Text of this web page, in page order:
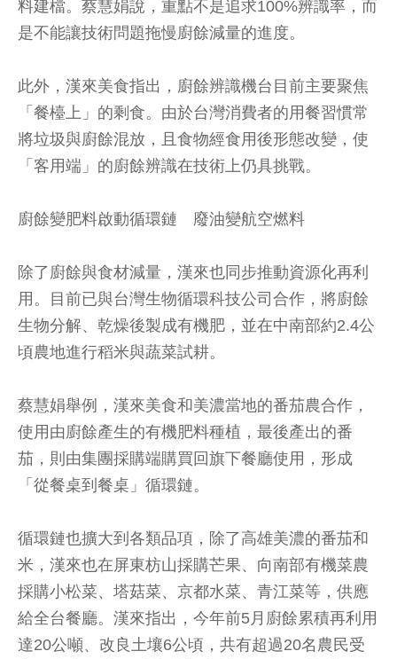
料建檔。蔡慧娟說，重點不是追求100%辨識率，而
是不能讓技術問題拖慢廚餘減量的進度。
此外，漢來美食指出，廚餘辨識機台目前主要聚焦
「餐檯上」的剩食。由於台灣消費者的用餐習慣常
將垃圾與廚餘混放，且食物經食用後形態改變，使
「客用端」的廚餘辨識在技術上仍具挑戰。
廚餘變肥料啟動循環鏈 廢油變航空燃料
除了廚餘與食材減量，漢來也同步推動資源化再利
用。目前已與台灣生物循環科技公司合作，將廚餘
生物分解、乾燥後製成有機肥，並在中南部約2.4公
頃農地進行稻米與蔬菜試耕。
蔡慧娟舉例，漢來美食和美濃當地的番茄農合作，
使用由廚餘產生的有機肥料種植，最後產出的番
茄，則由集團採購端購買回旗下餐廳使用，形成
「從餐桌到餐桌」循環鏈。
循環鏈也擴大到各類品項，除了高雄美濃的番茄和
米，漢來也在屏東枋山採購芒果、向南部有機菜農
採購小松菜、塔菇菜、京都水菜、青江菜等，供應
給全台餐廳。漢來指出，今年前5月廚餘累積再利用
達20公噸、改良土壤6公頃，共有超過20名農民受